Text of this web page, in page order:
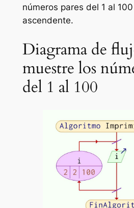
números pares del 1 al
ascendente.
Diagrama de
muestre los
del 1 al 100